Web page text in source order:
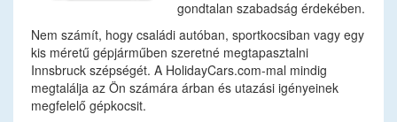
gondtalan szabadság érdekében.
Nem számít, hogy családi autóban, sportkocsiban vagy egy
kis méretű gépjárműben szeretné megtapasztalni
Innsbruck szépségét. A HolidayCars.com-mal mindig
megtalálja az Ön számára árban és utazási igényeinek
megfelelő gépkocsit.